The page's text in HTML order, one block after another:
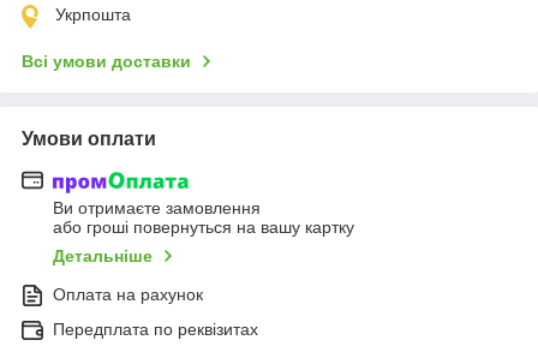
Укрпошта
Всі умови доставки
Умови оплати
Ви отримаєте замовлення
або гроші повернуться на вашу картку
Детальніше
Оплата на рахунок
Передплата по реквізитах